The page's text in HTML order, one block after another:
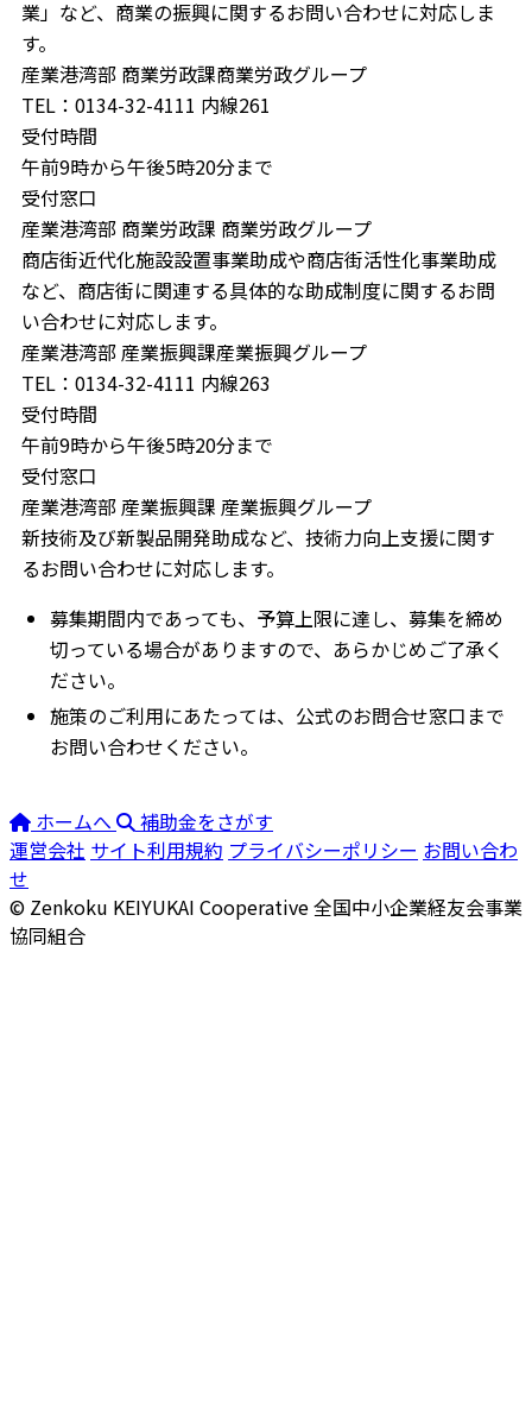
業」など、商業の振興に関するお問い合わせに対応しま
す。
産業港湾部 商業労政課商業労政グループ
TEL：0134-32-4111 内線261
受付時間
午前9時から午後5時20分まで
受付窓口
産業港湾部 商業労政課 商業労政グループ
商店街近代化施設設置事業助成や商店街活性化事業助成
など、商店街に関連する具体的な助成制度に関するお問
い合わせに対応します。
産業港湾部 産業振興課産業振興グループ
TEL：0134-32-4111 内線263
受付時間
午前9時から午後5時20分まで
受付窓口
産業港湾部 産業振興課 産業振興グループ
新技術及び新製品開発助成など、技術力向上支援に関す
るお問い合わせに対応します。
募集期間内であっても、予算上限に達し、募集を締め
切っている場合がありますので、あらかじめご了承く
ださい。
施策のご利用にあたっては、公式のお問合せ窓口まで
お問い合わせください。
ホームへ
補助金をさがす
運営会社 サイト利用規約 プライバシーポリシー お問い合わ
せ
© Zenkoku KEIYUKAI Cooperative全国中小企業経友会事業
協同組合